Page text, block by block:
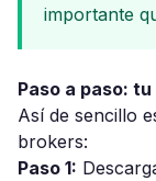
importante
Paso a paso:
Así de sencillo
brokers:
Paso 1: